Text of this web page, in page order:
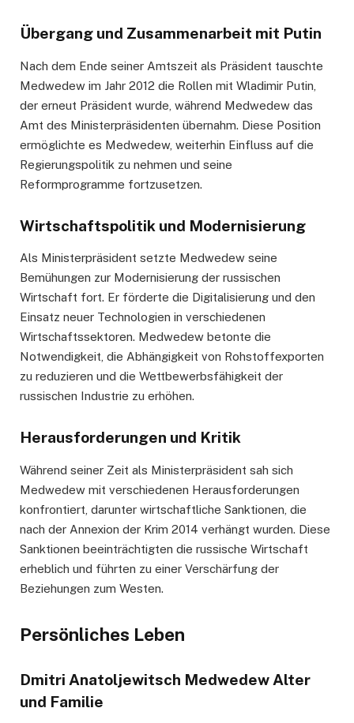
Übergang und Zusammenarbeit mit Putin
Nach dem Ende seiner Amtszeit als Präsident tauschte
Medwedew im Jahr 2012 die Rollen mit Wladimir Putin,
der erneut Präsident wurde, während Medwedew das
Amt des Ministerpräsidenten übernahm. Diese Position
ermöglichte es Medwedew, weiterhin Einfluss auf die
Regierungspolitik zu nehmen und seine
Reformprogramme fortzusetzen.
Wirtschaftspolitik und Modernisierung
Als Ministerpräsident setzte Medwedew seine
Bemühungen zur Modernisierung der russischen
Wirtschaft fort. Er förderte die Digitalisierung und den
Einsatz neuer Technologien in verschiedenen
Wirtschaftssektoren. Medwedew betonte die
Notwendigkeit, die Abhängigkeit von Rohstoffexporten
zu reduzieren und die Wettbewerbsfähigkeit der
russischen Industrie zu erhöhen.
Herausforderungen und Kritik
Während seiner Zeit als Ministerpräsident sah sich
Medwedew mit verschiedenen Herausforderungen
konfrontiert, darunter wirtschaftliche Sanktionen, die
nach der Annexion der Krim 2014 verhängt wurden. Diese
Sanktionen beeinträchtigten die russische Wirtschaft
erheblich und führten zu einer Verschärfung der
Beziehungen zum Westen.
Persönliches Leben
Dmitri Anatoljewitsch Medwedew Alter
und Familie